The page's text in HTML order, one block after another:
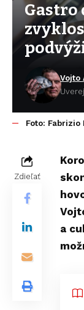
Gastro
Vojto
Foto: Fabrizio
Zdieľať
a